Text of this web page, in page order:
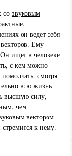
со звуковым
он ведет себя
Ему
ищет в человеке
с кем можно
смотря
всю жизнь
высшую силу,
чем
вектором
стремится к нему.